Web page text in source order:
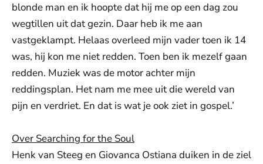
blonde man en ik hoopte dat hij me op een dag zou
wegtillen uit dat gezin. Daar heb ik me aan
vastgeklampt. Helaas overleed mijn vader toen ik 14
was, hij kon me niet redden. Toen ben ik mezelf gaan
redden. Muziek was de motor achter mijn
reddingsplan. Het nam me mee uit die wereld van
pijn en verdriet. En dat is wat je ook ziet in gospel.’
Over Searching for the Soul
Henk van Steeg en Giovanca Ostiana duiken in de ziel